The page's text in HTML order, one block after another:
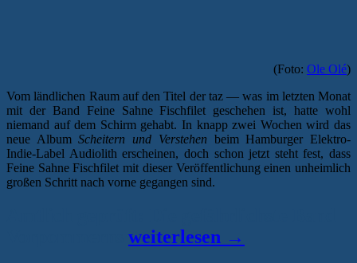
(Foto: Ole Olé)
Vom ländlichen Raum auf den Titel der taz — was im letzten Monat
mit der Band Feine Sahne Fischfilet geschehen ist, hatte wohl
niemand auf dem Schirm gehabt. In knapp zwei Wochen wird das
neue AlbumScheitern und Verstehen beim Hamburger Elektro-
Indie-Label Audiolith erscheinen, doch schon jetzt steht fest, dass
Feine Sahne Fischfilet mit dieser Veröffentlichung einen unheimlich
großen Schritt nach vorne gegangen sind.
„Pop
weiterlesen →